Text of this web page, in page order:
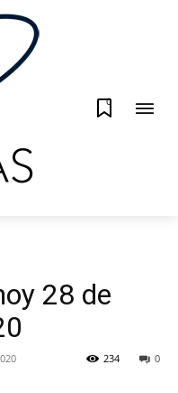
0
28 de
0
234